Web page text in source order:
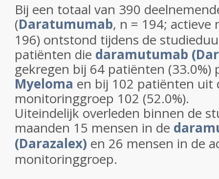
Bij een totaal van 390
(Daratumumab, n = 194;
196) ontstond tijdens de
patiënten die daramutumab
gekregen bij 64 patiënten
Myeloma en bij 102 patiënten uit
monitoringgroep 102 (52.0%).
Uiteindelijk overleden binnen de
maanden 15 mensen in de
(Darazalex) en 26 mensen in de
monitoringgroep.